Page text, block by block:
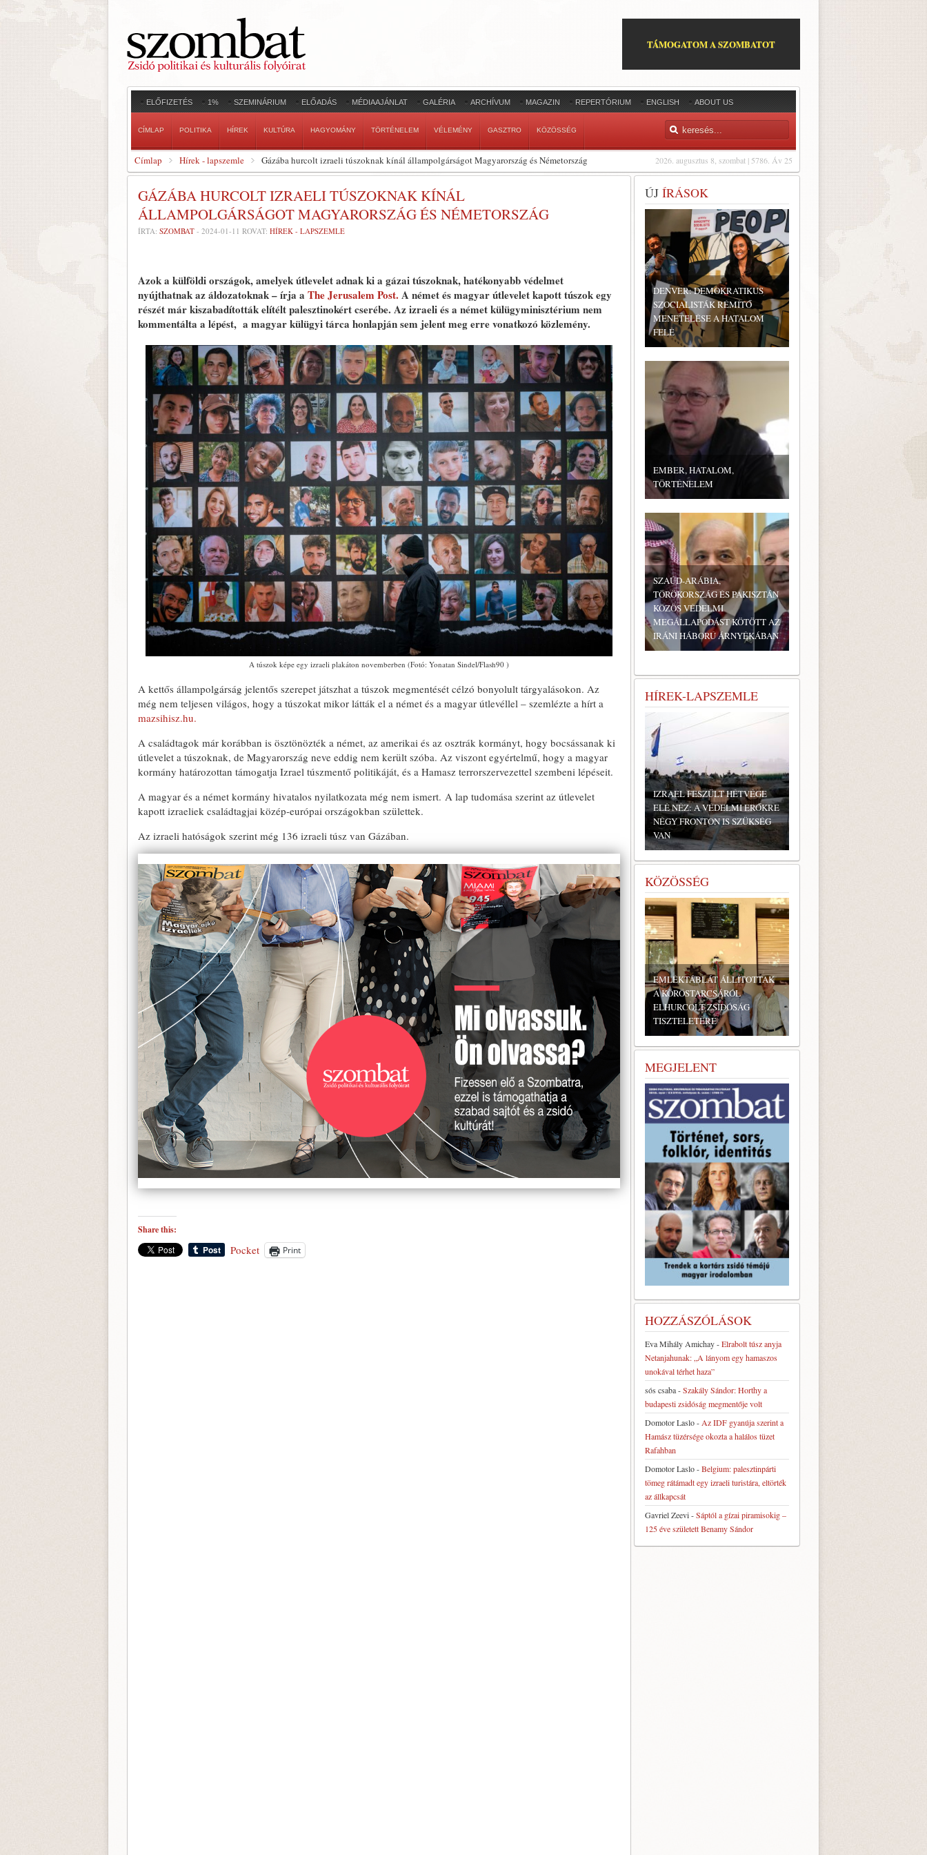
TÁMOGATOM A SZOMBATOT
ELŐFIZETÉS 1% SZEMINÁRIUM ELŐADÁS MÉDIAAJÁNLAT GALÉRIA ARCHÍVUM MAGAZIN REPERTÓRIUM ENGLISH ABOUT US
CÍMLAP POLITIKA HÍREK KULTÚRA HAGYOMÁNY TÖRTÉNELEM VÉLEMÉNY GASZTRO KÖZÖSSÉG
2026. augusztus 8, szombat | 5786. Áv 25
Címlap Hírek - lapszemle Gázába hurcolt izraeli túszoknak kínál állampolgárságot Magyarország és Németország
GÁZÁBA HURCOLT IZRAELI TÚSZOKNAK KÍNÁL
ÁLLAMPOLGÁRSÁGOT MAGYARORSZÁG ÉS NÉMETORSZÁG
ÍRTA: SZOMBAT - 2024-01-11 ROVAT: HÍREK - LAPSZEMLE
Azok a külföldi országok, amelyek útlevelet adnak ki a gázai túszoknak, hatékonyabb védelmet
nyújthatnak az áldozatoknak – írja a The Jerusalem Post. A német és magyar útlevelet kapott túszok egy
részét már kiszabadították elítélt palesztinokért cserébe. Az izraeli és a német külügyminisztérium nem
kommentálta a lépést, a magyar külügyi tárca honlapján sem jelent meg erre vonatkozó közlemény.
A túszok képe egy izraeli plakáton novemberben (Fotó: Yonatan Sindel/Flash90 )
A kettős állampolgárság jelentős szerepet játszhat a túszok megmentését célzó bonyolult tárgyalásokon. Az
még nem teljesen világos, hogy a túszokat mikor látták el a német és a magyar útlevéllel – szemlézte a hírt a
mazsihisz.hu.
A családtagok már korábban is ösztönözték a német, az amerikai és az osztrák kormányt, hogy bocsássanak ki
útlevelet a túszoknak, de Magyarország neve eddig nem került szóba. Az viszont egyértelmű, hogy a magyar
kormány határozottan támogatja Izrael túszmentő politikáját, és a Hamasz terrorszervezettel szembeni lépéseit.
A magyar és a német kormány hivatalos nyilatkozata még nem ismert. A lap tudomása szerint az útlevelet
kapott izraeliek családtagjai közép-európai országokban születtek.
Az izraeli hatóságok szerint még 136 izraeli túsz van Gázában.
Share this:
Pocket Print
ÚJ ÍRÁSOK
DENVER: DEMOKRATIKUS
SZOCIALISTÁK RÉMÍTŐ
MENETELÉSE A HATALOM
FELÉ
EMBER, HATALOM,
TÖRTÉNELEM
SZAÚD-ARÁBIA,
TÖRÖKORSZÁG ÉS PAKISZTÁN
KÖZÖS VÉDELMI
MEGÁLLAPODÁST KÖTÖTT AZ
IRÁNI HÁBORÚ ÁRNYÉKÁBAN
HÍREK-LAPSZEMLE
IZRAEL FESZÜLT HÉTVÉGE
ELÉ NÉZ: A VÉDELMI ERŐKRE
NÉGY FRONTON IS SZÜKSÉG
VAN
KÖZÖSSÉG
EMLÉKTÁBLÁT ÁLLÍTOTTAK
A KÖRÖSTARCSÁRÓL
ELHURCOLT ZSIDÓSÁG
TISZTELETÉRE
MEGJELENT
HOZZÁSZÓLÁSOK
Eva Mihály Amichay-Elrabolt túsz anyja
Netanjahunak: „A lányom egy hamaszos
unokával térhet haza”
sós csaba-Szakály Sándor: Horthy a
budapesti zsidóság megmentője volt
Domotor Laslo- Az IDF gyanúja szerint a
Hamász tüzérsége okozta a halálos tüzet
Rafahban
Domotor Laslo-Belgium: palesztinpárti
tömeg rátámadt egy izraeli turistára, eltörték
az állkapcsát
Gavriel Zeevi-Sáptól a gízai piramisokig –
125 éve született Benamy Sándor